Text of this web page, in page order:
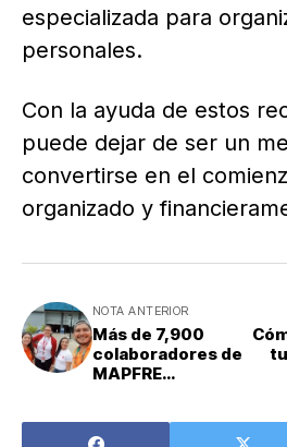
especializada para
personales.
Con la ayuda de estos
puede dejar de ser un
convertirse en el
organizado y
NOTA ANTERIOR
Más de 7,900
colaboradores de
MAPFRE
126,000